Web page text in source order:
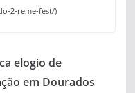
2-reme-fest/)
elogio de
em Dourados